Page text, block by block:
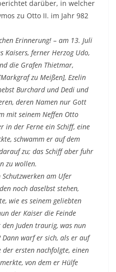
darüber, in welcher
zu Otto II. im Jahr 982
Erinnerung! – am 13. Juli
Kaisers, ferner Herzog Udo,
die Grafen Thietmar,
zu Meißen], Ezelin
Burchard und Dedi und
deren Namen nur Gott
mit seinem Neffen Otto
in der Ferne ein Schiff, eine
schwamm er auf dem
zu; das Schiff aber fuhr
zu wollen.
am Ufer
noch daselbst stehen,
wie es seinem geliebten
der Kaiser die Feinde
Juden traurig, was nun
warf er sich, als er auf
ersten nachfolgte, einen
von dem er Hülfe